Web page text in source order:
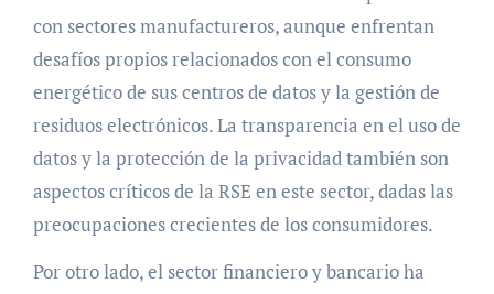
con sectores manufactureros, aunque enfrentan
desafíos propios relacionados con el consumo
energético de sus centros de datos y la gestión de
residuos electrónicos. La transparencia en el uso de
datos y la protección de la privacidad también son
aspectos críticos de la RSE en este sector, dadas las
preocupaciones crecientes de los consumidores.
Por otro lado, el sector financiero y bancario ha